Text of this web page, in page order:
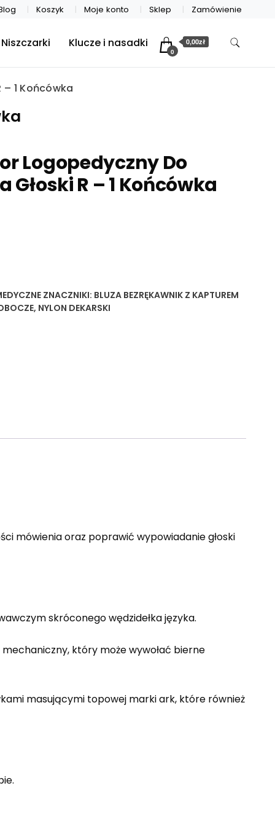
Koszyk Moje konto Sklep Zamówienie
Niszczarki Klucze i nasadki
0
0,00zł
1 Końcówka
Logopedyczny Do
Głoski R – 1 Końcówka
ZNACZNIKI: BLUZA BEZRĘKAWNIK Z KAPTUREM
, NYLON DEKARSKI
mówienia oraz poprawić wypowiadanie głoski
skróconego wędzidełka języka.
który może wywołać bierne
masującymi topowej marki ark, które również